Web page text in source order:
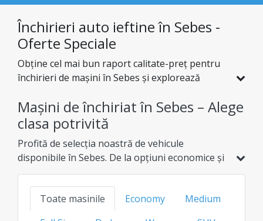
vehicule de închiriat , din cele 525 disponibile în
România, de la 1 firme locale din Sebes .
Închirieri auto ieftine în Sebes -
Oferte Speciale
Obține cel mai bun raport calitate-preț pentru
închirieri de mașini în Sebes și explorează
special pentru tine vehicule cu reduceri reale, ca
să te bucuri de o călătorie fără griji și cu un
buget excelent.
Mașini de închiriat în Sebes – Alege
clasa potrivită
Profită de selecția noastră de vehicule
disponibile în Sebes. De la opțiuni economice și
hibride, până la modele de familie, SUV-uri sau
de lux, găsește varianta ideală la cel mai bun
preț transparent pentru fiecare clasă.
Toate masinile Economy
Medium